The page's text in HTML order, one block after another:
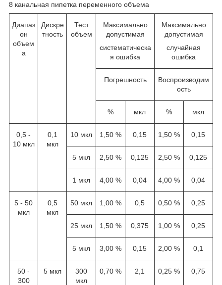
8 канальная пипетка переменного объема
Диапаз
он
объем
а
Дискре
тность
Тест
объем
Максимально
допустимая
систематическа
я ошибка
Максимально
допустимая
случайная
ошибка
Погрешность
Воспроизводим
ость
% мкл % мкл
0,5 -
10 мкл
0,1
мкл
10 мкл 1,50 % 0,15 1,50 % 0,15
5 мкл 2,50 % 0,125 2,50 % 0,125
1 мкл 4,00 % 0,04 4,00 % 0,04
5 - 50
мкл
0,5
мкл
50 мкл 1,00 % 0,5 0,50 % 0,25
25 мкл 1,50 % 0,375 1,00 % 0,25
5 мкл 3,00 % 0,15 2,00 % 0,1
50 -
300
5 мкл
300
мкл
0,70 % 2,1 0,25 % 0,75